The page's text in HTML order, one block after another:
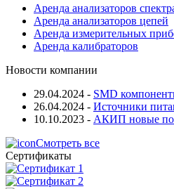
Аренда анализаторов
Аренда анализаторов цепей
Аренда измерительных
Аренда калибраторов
Новости компании
29.04.2024 - SMD
26.04.2024 - Источники
10.10.2023 - АКИП новые
Смотреть все
Сертификаты